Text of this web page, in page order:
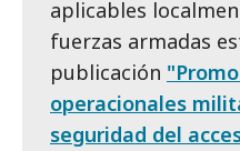
aplicables
fuerzas armadas
publicación
operacionales
seguridad del